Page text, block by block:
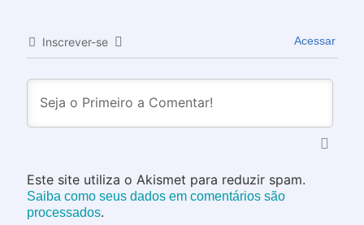
Inscrever-se Acessar
Este site utiliza o Akismet para reduzir spam.
Saiba como seus dados em comentários são
processados.